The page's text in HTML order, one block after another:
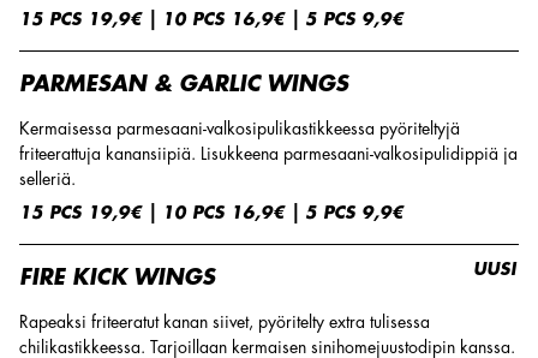
15 PCS 19,9€ | 10 PCS 16,9€ | 5 PCS 9,9€
PARMESAN & GARLIC WINGS
Kermaisessa parmesaani-valkosipulikastikkeessa pyöriteltyjä
friteerattuja kanansiipiä. Lisukkeena parmesaani-valkosipulidippiä ja
selleriä.
15 PCS 19,9€ | 10 PCS 16,9€ | 5 PCS 9,9€
FIRE KICK WINGS
Rapeaksi friteeratut kanan siivet, pyöritelty extra tulisessa
chilikastikkeessa. Tarjoillaan kermaisen sinihomejuustodipin kanssa.
UUSI